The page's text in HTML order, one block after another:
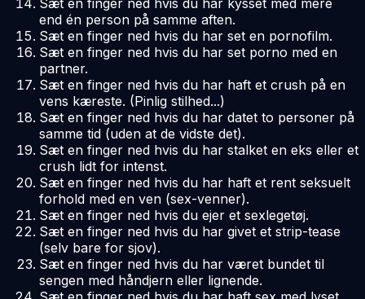
end én person på samme aften.
Sæt en finger ned hvis du har set en pornofilm.
Sæt en finger ned hvis du har set porno med en
partner.
Sæt en finger ned hvis du har haft et crush på en
vens kæreste. (Pinlig stilhed...)
Sæt en finger ned hvis du har datet to personer på
samme tid (uden at de vidste det).
Sæt en finger ned hvis du har stalket en eks eller et
crush lidt for intenst.
Sæt en finger ned hvis du har haft et rent seksuelt
forhold med en ven (sex-venner).
Sæt en finger ned hvis du ejer et sexlegetøj.
Sæt en finger ned hvis du har givet et strip-tease
(selv bare for sjov).
Sæt en finger ned hvis du har været bundet til
sengen med håndjern eller lignende.